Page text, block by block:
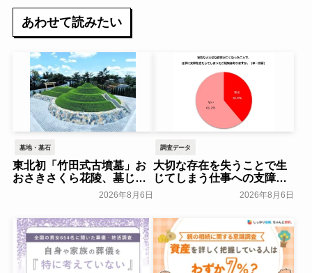
あわせて読みたい
墓地・墓石
東北初「竹田式古墳墓」お
おさきさくら花陵、墓じま
いのご負担を軽減する「墓
じまいアシストプラン」を
開始 ─ 合同永久埋葬（合祀
墓）への改葬がお二人目以
降100,000円（税込）に【株
式会社前方後円墳】～前方
後円墳～
一般公開
2026年8月6日
調査データ
大切な存在を失うことで生
じてしまう仕事への支障
「経験がある」38.8％～ビ
ースタイルグループ～
2026年8月6日